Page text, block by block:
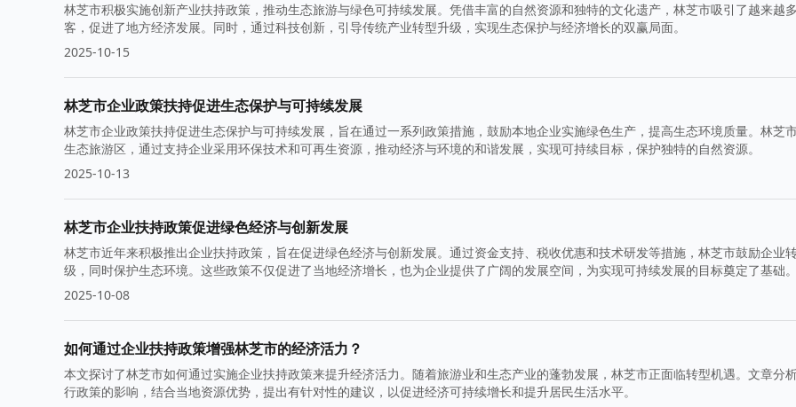
林芝市积极实施创新产业扶持政策，推动生态旅游与绿色可持续发展。凭借丰富的自然资源和独特的文化遗产，林芝市吸引了越来越
客，促进了地方经济发展。同时，通过科技创新，引导传统产业转型升级，实现生态保护与经济增长的双赢局面。
2025-10-15
林芝市企业政策扶持促进生态保护与可持续发展
林芝市企业政策扶持促进生态保护与可持续发展，旨在通过一系列政策措施，鼓励本地企业实施绿色生产，提高生态环境质量。林芝
生态旅游区，通过支持企业采用环保技术和可再生资源，推动经济与环境的和谐发展，实现可持续目标，保护独特的自然资源。
2025-10-13
林芝市企业扶持政策促进绿色经济与创新发展
林芝市近年来积极推出企业扶持政策，旨在促进绿色经济与创新发展。通过资金支持、税收优惠和技术研发等措施，林芝市鼓励企业
级，同时保护生态环境。这些政策不仅促进了当地经济增长，也为企业提供了广阔的发展空间，为实现可持续发展的目标奠定了基础。
2025-10-08
如何通过企业扶持政策增强林芝市的经济活力？
本文探讨了林芝市如何通过实施企业扶持政策来提升经济活力。随着旅游业和生态产业的蓬勃发展，林芝市正面临转型机遇。文章分
行政策的影响，结合当地资源优势，提出有针对性的建议，以促进经济可持续增长和提升居民生活水平。